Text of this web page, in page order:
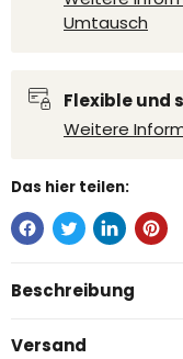
Umtausch
Flexible und
Weitere
Das hier teilen:
Beschreibung
Versand